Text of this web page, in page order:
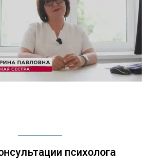
психолога